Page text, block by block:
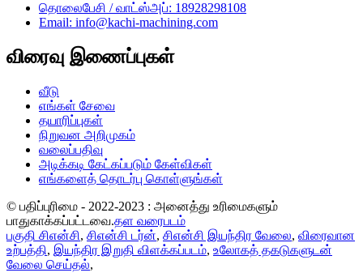
தொலைபேசி / வாட்ஸ்அப்: 18928298108
Email: info@kachi-machining.com
விரைவு இணைப்புகள்
வீடு
எங்கள் சேவை
தயாரிப்புகள்
நிறுவன அறிமுகம்
வலைப்பதிவு
அடிக்கடி கேட்கப்படும் கேள்விகள்
எங்களைத் தொடர்பு கொள்ளுங்கள்
© பதிப்புரிமை - 2022-2023 : அனைத்து உரிமைகளும்
பாதுகாக்கப்பட்டவை.தள வரைபடம்
பகுதி சிஎன்சி, சிஎன்சி டர்ன், சிஎன்சி இயந்திர வேலை, விரைவான
உற்பத்தி, இயந்திர இறுதி விளக்கப்படம், உலோகத் தகடுகளுடன்
வேலை செய்தல்,